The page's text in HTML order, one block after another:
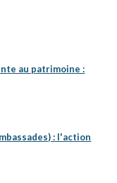
au patrimoine :
: l'action